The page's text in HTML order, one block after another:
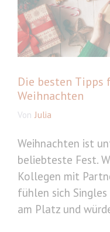
Die besten Tipps
Weihnachten
Von Julia
Weihnachten ist
beliebteste Fest.
Kollegen mit
fühlen sich
am Platz und